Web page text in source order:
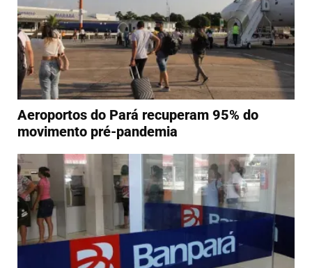
Aeroportos do Pará recuperam 95% do
movimento pré-pandemia